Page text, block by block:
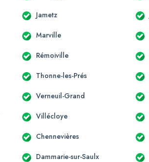
Jametz
Marville
Rémoiville
Thonne-les-Prés
Verneuil-Grand
Villécloye
Chennevières
Dammarie-sur-Saulx